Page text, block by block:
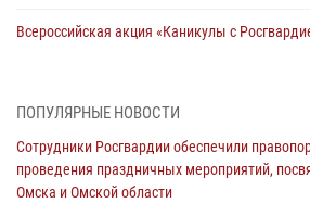
Всероссийская акция «Каникулы с
тренировка по управлению беспилотниками
30 июля 2026, 04:39 2
ПОПУЛЯРНЫЕ НОВОСТИ
Сотрудники Росгвардии обеспечили
проведения праздничных мероприятий,
Омска и Омской области